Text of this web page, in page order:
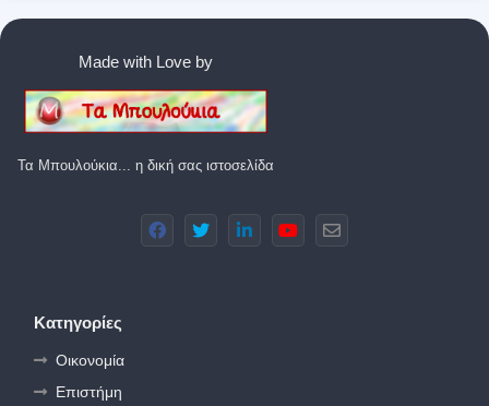
Made with Love by
Τα Μπουλούκια... η δική σας ιστοσελίδα
Κατηγορίες
Οικονομία
Επιστήμη